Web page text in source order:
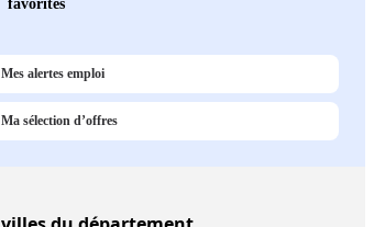
favorites
Mes alertes emploi
Ma sélection d’offres